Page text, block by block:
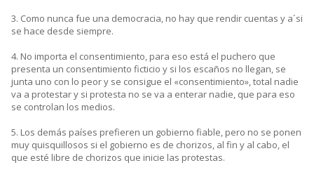
3. Como nunca fue una democracia, no hay que rendir cuentas y a´si
se hace desde siempre.
4. No importa el consentimiento, para eso está el puchero que
presenta un consentimiento ficticio y si los escaños no llegan, se
junta uno con lo peor y se consigue el «consentimiento», total nadie
va a protestar y si protesta no se va a enterar nadie, que para eso
se controlan los medios.
5. Los demás países prefieren un gobierno fiable, pero no se ponen
muy quisquillosos si el gobierno es de chorizos, al fin y al cabo, el
que esté libre de chorizos que inicie las protestas.